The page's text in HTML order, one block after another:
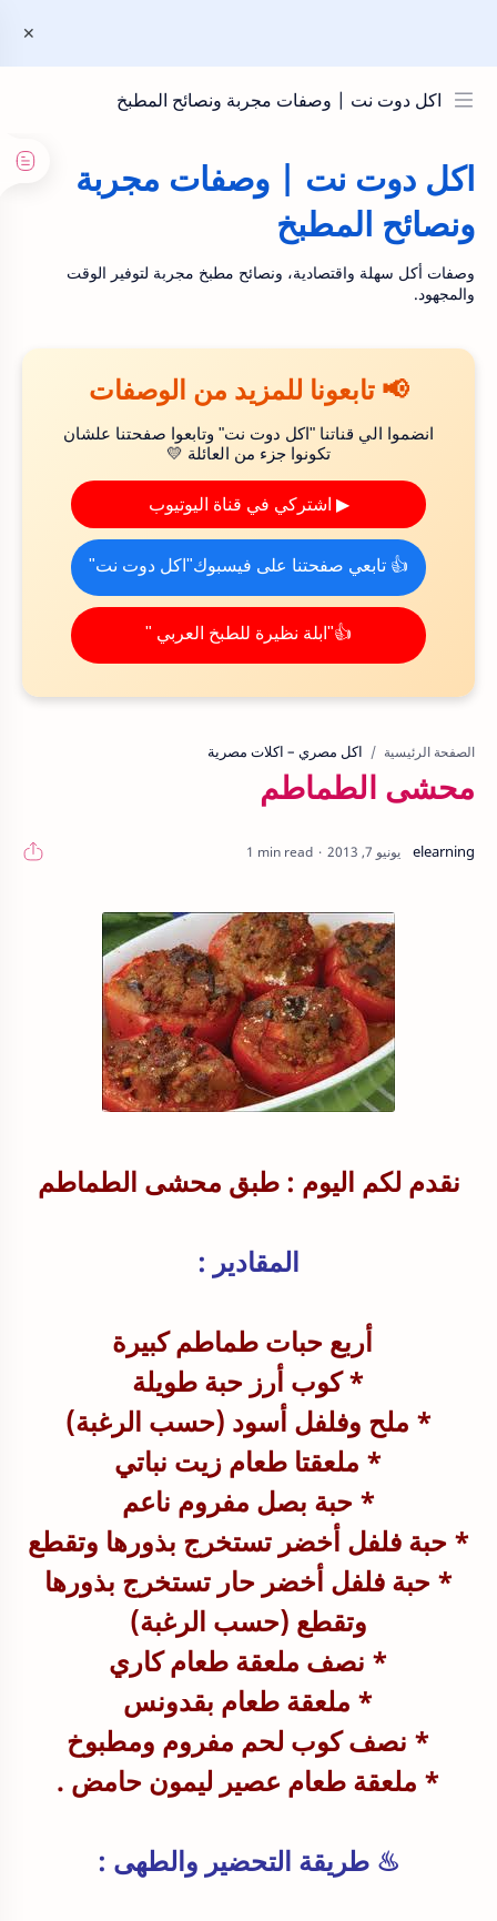
اكل دوت نت | وصفات مجربة ونصائح المطبخ
اكل دوت نت | وصفات مجربة
ونصائح المطبخ
وصفات أكل سهلة واقتصادية، ونصائح مطبخ مجربة لتوفير الوقت
والمجهود.
📢 تابعونا للمزيد من الوصفات
انضموا الي قناتنا "اكل دوت نت" وتابعوا صفحتنا علشان
تكونوا جزء من العائلة 💛
▶ اشتركي في قناة اليوتيوب
👍 تابعي صفحتنا على فيسبوك"اكل دوت نت"
👍"ابلة نظيرة للطبخ العربي "
الصفحة الرئيسية اكل مصري – اكلات مصرية
محشى الطماطم
1 min read
نقدم لكم اليوم : طبق محشى الطماطم
المقادير :
أربع حبات طماطم كبيرة
* كوب أرز حبة طويلة
* ملح وفلفل أسود (حسب الرغبة)
* ملعقتا طعام زيت نباتي
* حبة بصل مفروم ناعم
* حبة فلفل أخضر تستخرج بذورها وتقطع
* حبة فلفل أخضر حار تستخرج بذورها
وتقطع (حسب الرغبة)
* نصف ملعقة طعام كاري
* ملعقة طعام بقدونس
* نصف كوب لحم مفروم ومطبوخ
* ملعقة طعام عصير ليمون حامض .
♨ طريقة التحضير والطهى :